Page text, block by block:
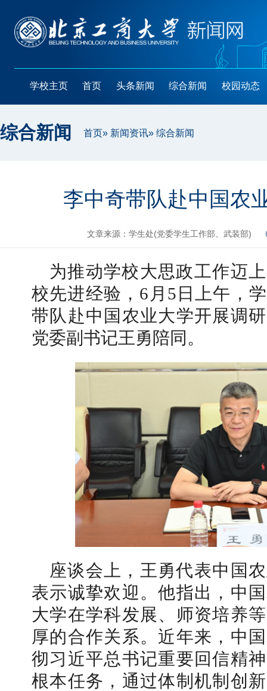
学校主页 首页 头条新闻 综合新闻 校园动态
综合新闻 首页» 新闻资讯» 综合新闻
李中奇带队赴中国农
文章来源：学生处(党委学生工作部、武装部)
为推动学校大思政工作迈
校先进经验，6月5日上午，
带队赴中国农业大学开展调
党委副书记王勇陪同。
座谈会上，王勇代表中国
表示诚挚欢迎。他指出，中
大学在学科发展、师资培养
厚的合作关系。近年来，中
彻习近平总书记重要回信精
根本任务，通过体制机制创
学校志愿服务冬奥会和冬残奥会专题